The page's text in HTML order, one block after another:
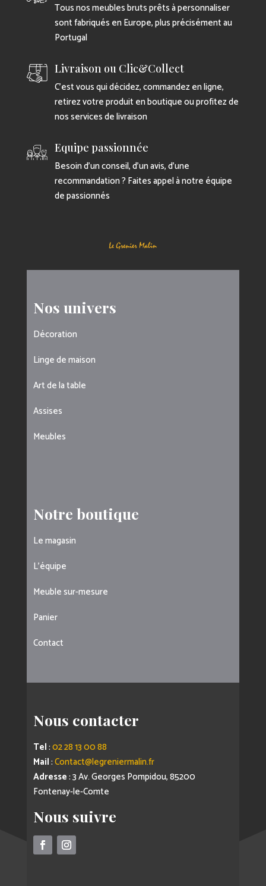
Tous nos meubles bruts prêts à personnaliser
sont fabriqués en Europe, plus précisément au
Portugal
Livraison ou Clic&Collect
C’est vous qui décidez, commandez en ligne,
retirez votre produit en boutique ou profitez de
nos services de livraison
Equipe passionnée
Besoin d’un conseil, d’un avis, d’une
recommandation ? Faites appel à notre équipe
de passionnés
Nos univers
Décoration
Linge de maison
Art de la table
Assises
Meubles
Notre boutique
Le magasin
L’équipe
Meuble sur-mesure
Panier
Contact
Nous contacter
Tel:02 28 13 00 88
Mail:Contact@legreniermalin.fr
Adresse: 3 Av. Georges Pompidou, 85200
Fontenay-le-Comte
Nous suivre